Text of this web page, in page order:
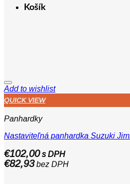
Košík
Add to wishlist
QUICK VIEW
Panhardky
Nastaviteľná panhardka Suzuki
€102,00s DPH
€82,93bez DPH